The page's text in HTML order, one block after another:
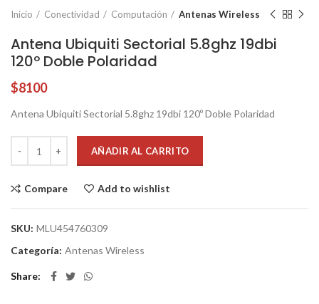
Inicio Conectividad Computación Antenas Wireless
Antena Ubiquiti Sectorial 5.8ghz 19dbi
120º Doble Polaridad
$8100
Antena Ubiquiti Sectorial 5.8ghz 19dbi 120º Doble Polaridad
AÑADIR AL CARRITO
Compare Add to wishlist
SKU: MLU454760309
Categoría: Antenas Wireless
Share